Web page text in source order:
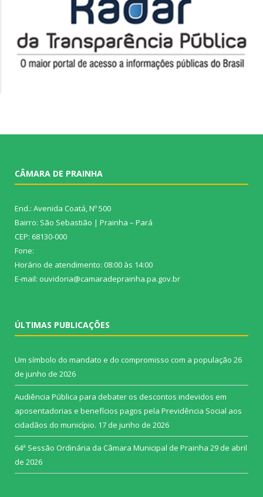
CÂMARA DE PRAINHA
End.: Avenida Coatá, Nº 500
Bairro: São Sebastião | Prainha – Pará
CEP: 68130-000
Fone:
Horário de atendimento: 08:00 às 14:00
E-mail: ouvidoria@camaradeprainha.pa.gov.br
ÚLTIMAS PUBLICAÇÕES
Um símbolo do mandato e do compromisso com a população 26
de junho de 2026
Audiência Pública para debater os descontos indevidos em
aposentadorias e benefícios pagos pela Previdência Social aos
cidadãos do município. 17 de junho de 2026
64ª Sessão Ordinária da Câmara Municipal de Prainha 29 de abril
de 2026